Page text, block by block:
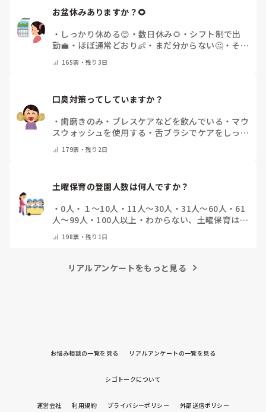
お盆休みありますか？🌻
・ しっかり休める😊 ・ 数日休み🌻 ・ シフト制で出
勤💼 ・ ほぼ通常どおり👶 ・ まだ分からない🤔・ その
165票・残り3日
口臭対策ってしていますか？
・歯磨きのみ ・ ブレスケアなどを飲んでいる ・ マウ
スウォッシュを使用する ・ 舌ブラシでケアをしっか
の他(コメントで教えて下さい)
179票・残り2日
土曜保育の登園人数は何人ですか？
・ 0人 ・ １～10人 ・ 11人～30人 ・31人～60人 ・ 61
人～99人 ・ 100人以上 ・ わからない、土曜保育はな
198票・残り1日
リアルアンケートをもっと見る
お悩み相談の一覧を見る リアルアンケートの一覧を見る
シゴトークについて
運営会社 利用規約 プライバシーポリシー 外部送信ポリシー